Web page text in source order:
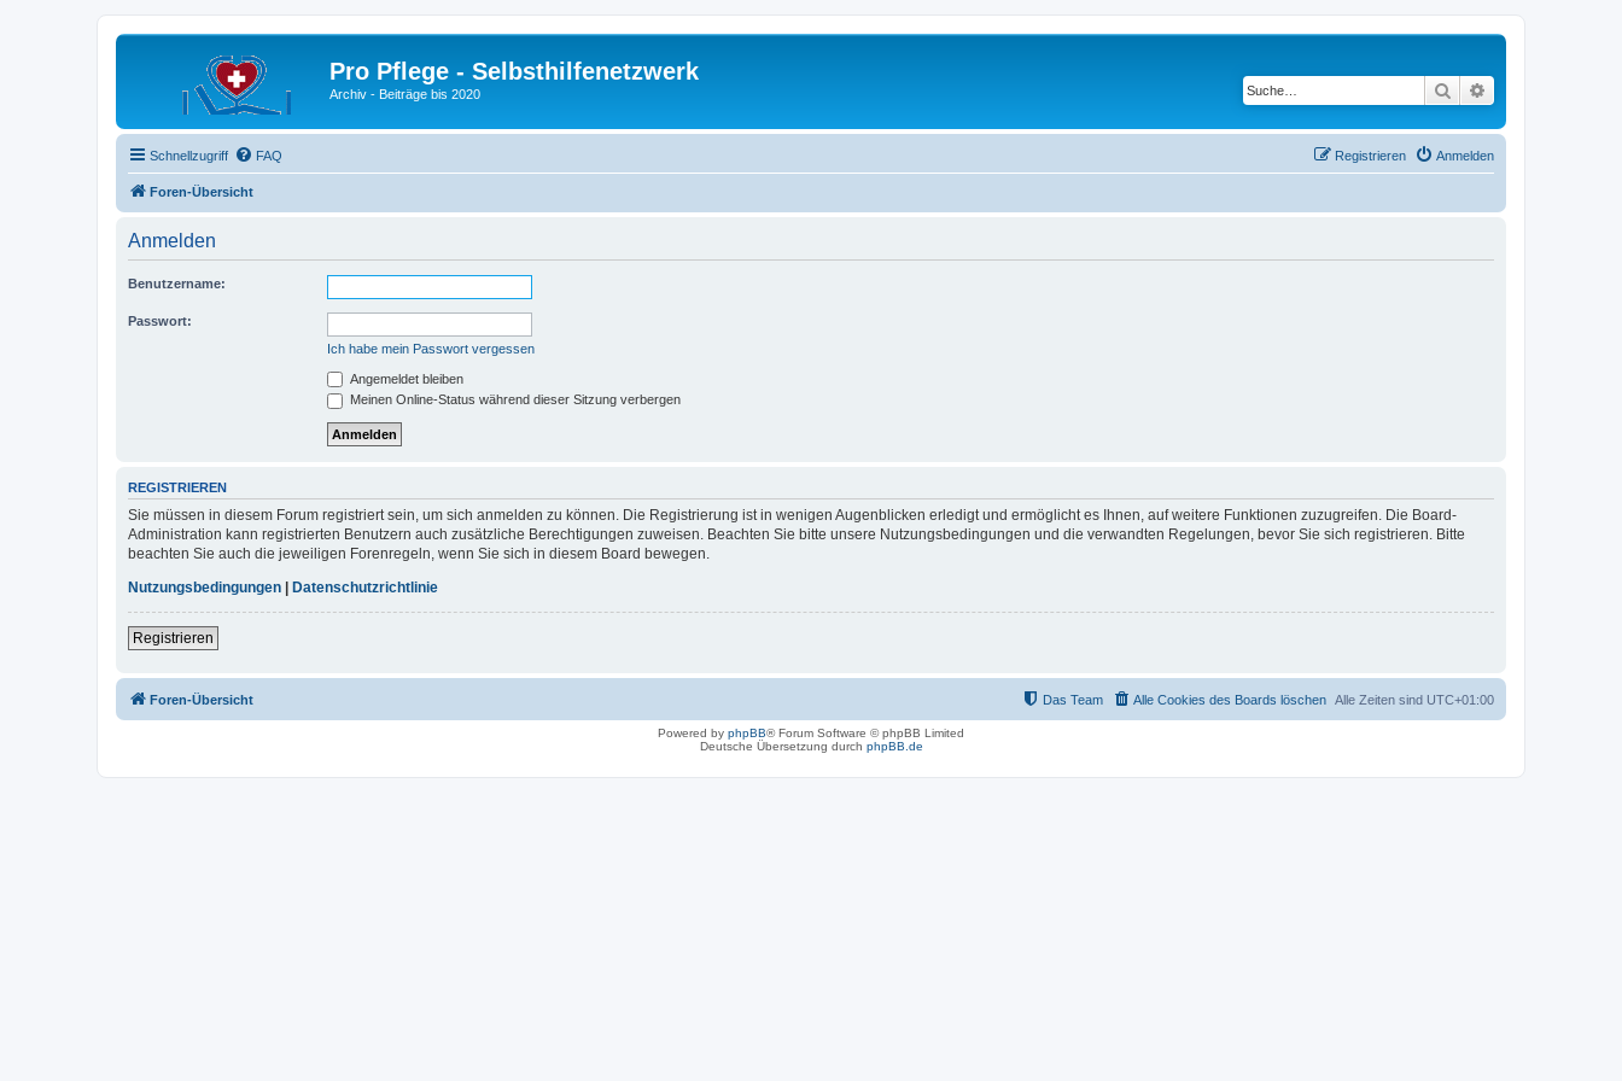
Pro Pflege - Selbsthilfenetzwerk
Archiv - Beiträge bis 2020 Suche
Schnellzugriff FAQ Anmelden
Registrieren
Foren-Übersicht
Anmelden
Benutzername:
Passwort:
Ich habe mein Passwort vergessen
Angemeldet bleiben
Meinen Online-Status während dieser Sitzung verbergen
REGISTRIEREN
Sie müssen in diesem Forum registriert sein, um sich anmelden zu können. Die Registrierung ist in wenigen Augenblicken erledigt und ermöglicht es Ihnen, auf weitere Funktionen zuzugreifen. Die Board-
Administration kann registrierten Benutzern auch zusätzliche Berechtigungen zuweisen. Beachten Sie bitte unsere Nutzungsbedingungen und die verwandten Regelungen, bevor Sie sich registrieren. Bitte
beachten Sie auch die jeweiligen Forenregeln, wenn Sie sich in diesem Board bewegen.
Nutzungsbedingungen
Datenschutzrichtlinie
Registrieren
Foren-Übersicht Alle Zeiten sind UTC+01:00
Alle Cookies des Boards löschen
Das Team
Powered by phpBB® Forum Software © phpBB Limited
Deutsche Übersetzung durch phpBB.de